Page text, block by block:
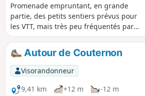
Promenade empruntant, en grande
partie, des petits sentiers prévus pour
les VTT, mais très peu fréquentés par
ceux-ci. Vues sur le lac, la base nautique
et la plage.
Autour de Couternon
Visorandonneur
9,41 km
+12 m
-12 m